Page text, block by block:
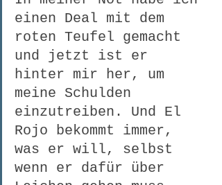
einen Deal mit dem
roten Teufel gemacht
und jetzt ist er
hinter mir her, um
meine Schulden
einzutreiben. Und El
Rojo bekommt immer,
was er will, selbst
wenn er dafür über